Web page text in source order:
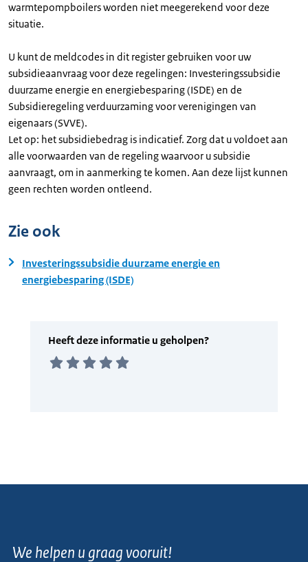
warmtepompboilers worden niet meegerekend voor deze
situatie.
U kunt de meldcodes in dit register gebruiken voor uw
subsidieaanvraag voor deze regelingen: Investeringssubsidie
duurzame energie en energiebesparing (ISDE) en de
Subsidieregeling verduurzaming voor verenigingen van
eigenaars (SVVE).
Let op: het subsidiebedrag is indicatief. Zorg dat u voldoet aan
alle voorwaarden van de regeling waarvoor u subsidie
aanvraagt, om in aanmerking te komen. Aan deze lijst kunnen
geen rechten worden ontleend.
Zie ook
Investeringssubsidie duurzame energie en
energiebesparing (ISDE)
We helpen u graag vooruit!